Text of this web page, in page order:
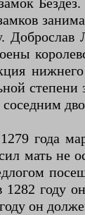
года
мать не
1282 году
он